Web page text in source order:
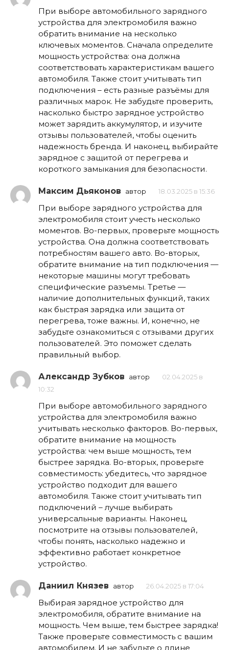
При выборе автомобильного зарядного
устройства для электромобиля важно
обратить внимание на несколько
ключевых моментов. Сначала определите
мощность устройства: она должна
соответствовать характеристикам вашего
автомобиля. Также стоит учитывать тип
подключения – есть разные разъёмы для
различных марок. Не забудьте проверить,
насколько быстро зарядное устройство
может зарядить аккумулятор, и изучите
отзывы пользователей, чтобы оценить
надежность бренда. И наконец, выбирайте
зарядное с защитой от перегрева и
короткого замыкания для безопасности.
Максим Дьяконов автор 18.03.2025 в 15:36
При выборе зарядного устройства для
электромобиля стоит учесть несколько
моментов. Во-первых, проверьте мощность
устройства. Она должна соответствовать
потребностям вашего авто. Во-вторых,
обратите внимание на тип подключения —
некоторые машины могут требовать
специфические разъемы. Третье —
наличие дополнительных функций, таких
как быстрая зарядка или защита от
перегрева, тоже важны. И, конечно, не
забудьте ознакомиться с отзывами других
пользователей. Это поможет сделать
правильный выбор.
Александр Зубков автор
02.04.2025 в
10:32
При выборе автомобильного зарядного
устройства для электромобиля важно
учитывать несколько факторов. Во-первых,
обратите внимание на мощность
устройства: чем выше мощность, тем
быстрее зарядка. Во-вторых, проверьте
совместимость: убедитесь, что зарядное
устройство подходит для вашего
автомобиля. Также стоит учитывать тип
подключений – лучше выбирать
универсальные варианты. Наконец,
посмотрите на отзывы пользователей,
чтобы понять, насколько надежно и
эффективно работает конкретное
устройство.
Даниил Князев автор 26.04.2025 в 17:04
Выбирая зарядное устройство для
электромобиля, обратите внимание на
мощность. Чем выше, тем быстрее зарядка!
Также проверьте совместимость с вашим
автомобилем. И не забудьте о длине